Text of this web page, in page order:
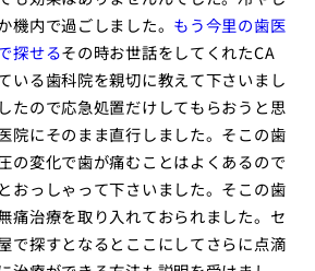
機内で過ごしました。 もう今里の歯医
探せるその時お世話をしてくれたCA
いる歯科院を親切に教えて下さいまし
たので応急処置だけしてもらおうと思
院にそのまま直行しました。そこの歯
の変化で歯が痛むことはよくあるので
おっしゃって下さいました。そこの歯
痛治療を取り入れておられました。セ
で探すとなるとここにしてさらに点滴